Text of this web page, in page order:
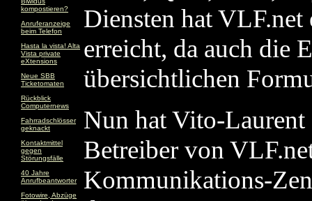
kompostieren?
Anruferanzeige
beim Telefon
Hasta la vista! Alta
Vista private
eXtensions
Neue SBB
Ticketomaten
Rückblick
Computernews
Fahrradschlösser
geknackt
Kontaktmittel
gegen
Störungsfälle
40 Jahre
Anrufbeantworter
Fotowire, Abzüge
Diensten hat VLF.net
erreicht, da auch die
übersichtlichen
Nun hat Vito-Laurent
Betreiber von
Kommunikations-